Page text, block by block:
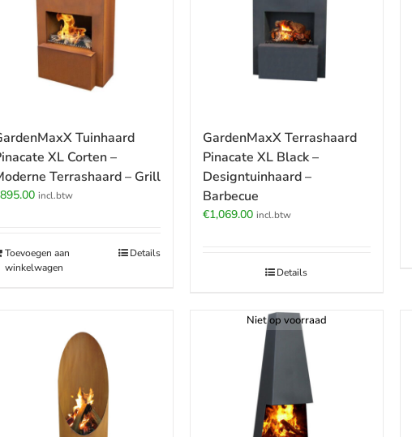
Tuinhaard
XL Corten –
Terrashaard – Grill
895.00 incl.btw
Toevoegen aan
winkelwagen
Details
GardenMaxX Terrashaard
Pinacate XL Black –
Designtuinhaard –
Barbecue
€1,069.00 incl.btw
Details
Niet op voorraad